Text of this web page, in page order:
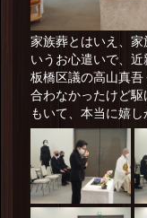
家族葬とはいえ、
いうお心遣いで、近
板橋区議の高山真
合わなかったけど
もいて、本当に嬉し